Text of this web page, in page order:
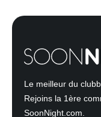
Le meilleur du
Rejoins la 1ère
SoonNight.com.